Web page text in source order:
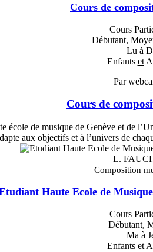
Cours de
Cours
Débutant,
Lu à
Enfants et
Par
Cours de
de musique de Genève et de
aux objectifs et à l’univers de
L.
Composition
Haute Ecole de
Cours
Débutant,
Ma à
Enfants et